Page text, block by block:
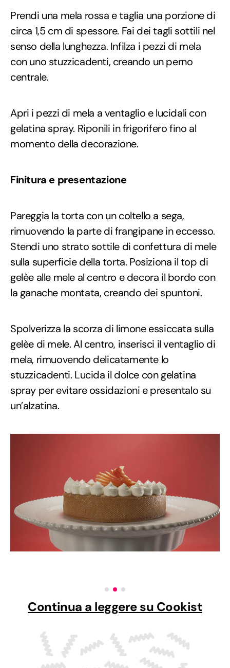
Prendi una mela rossa e taglia una porzione di
circa 1,5 cm di spessore. Fai dei tagli sottili nel
senso della lunghezza. Infilza i pezzi di mela
con uno stuzzicadenti, creando un perno
centrale.
Apri i pezzi di mela a ventaglio e lucidali con
gelatina spray. Riponili in frigorifero fino al
momento della decorazione.
Finitura e presentazione
Pareggia la torta con un coltello a sega,
rimuovendo la parte di frangipane in eccesso.
Stendi uno strato sottile di confettura di mele
sulla superficie della torta. Posiziona il top di
gelèe alle mele al centro e decora il bordo con
la ganache montata, creando dei spuntoni.
Spolverizza la scorza di limone essiccata sulla
gelèe di mele. Al centro, inserisci il ventaglio di
mela, rimuovendo delicatamente lo
stuzzicadenti. Lucida il dolce con gelatina
spray per evitare ossidazioni e presentalo su
un’alzatina.
Continua a leggere su Cookist